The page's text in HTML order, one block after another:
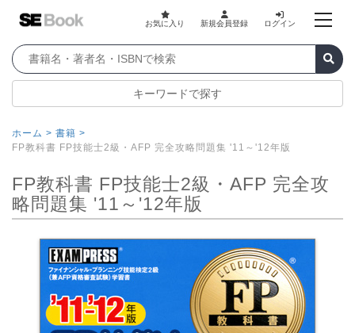
お気に入り 新規会員登録 ログイン
キーワードで探す
ホーム > 書籍 >
FP教科書 FP技能士2級・AFP 完全攻略問題集 '11～'12年版
FP教科書 FP技能士2級・AFP 完全攻
略問題集 '11～'12年版